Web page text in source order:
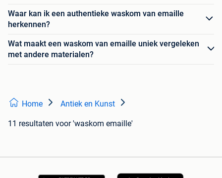
Waar kan ik een authentieke waskom van emaille
herkennen?
Wat maakt een waskom van emaille uniek vergeleken
met andere materialen?
Home Antiek en Kunst
11 resultaten voor 'waskom emaille'